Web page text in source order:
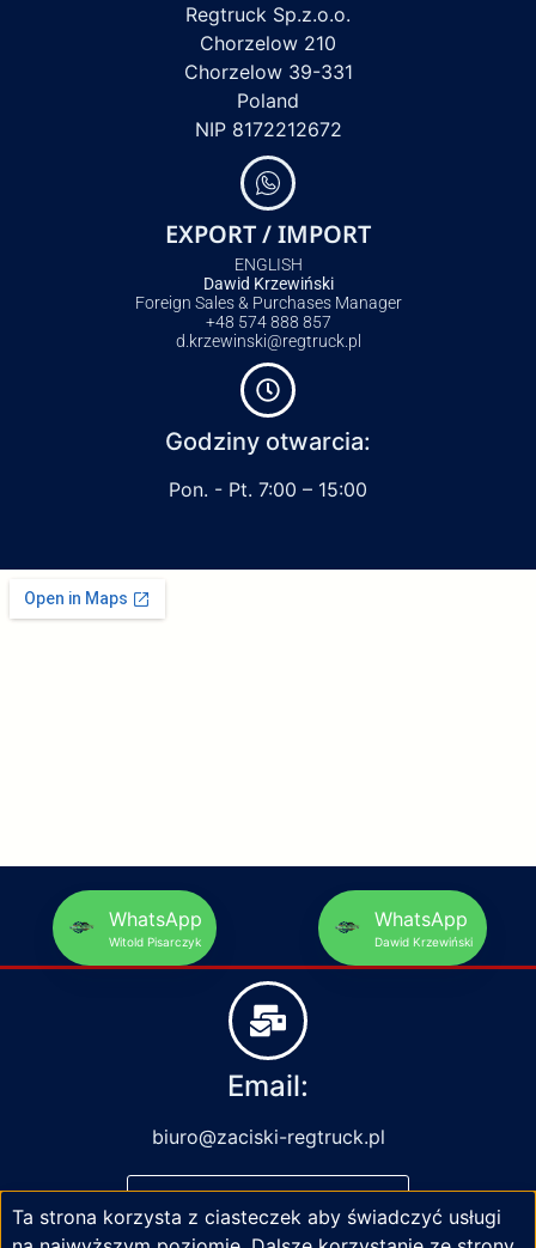
Regtruck Sp.z.o.o.
Chorzelow 210
Chorzelow 39-331
Poland
NIP 8172212672
EXPORT / IMPORT
ENGLISH
Dawid Krzewiński
Foreign Sales & Purchases Manager
+48 574 888 857
d.krzewinski@regtruck.pl
Godziny otwarcia:
Pon. - Pt. 7:00 – 15:00
WhatsApp
Witold Pisarczyk
WhatsApp
Dawid Krzewiński
Email:
biuro@zaciski-regtruck.pl
NAPISZ DO NAS
Ta strona korzysta z ciasteczek aby świadczyć usługi